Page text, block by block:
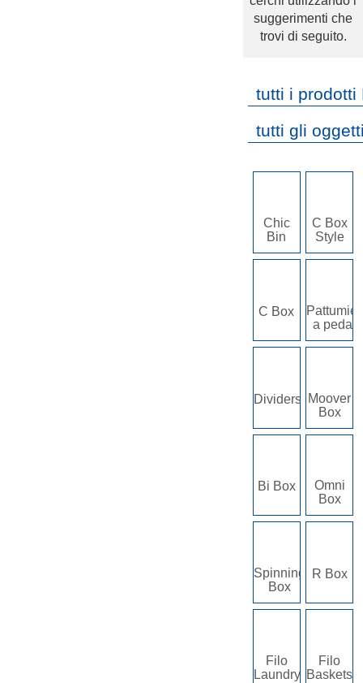
suggerimenti che
trovi di seguito.
tutti i prodotti
tutti gli
Chic
Bin
C Box
Style
C Box
a pedale
Dividers
Moover
Box
Bi Box
Omni
Box
Spinning
Box
R Box
Filo
Laundry
Filo
Baskets